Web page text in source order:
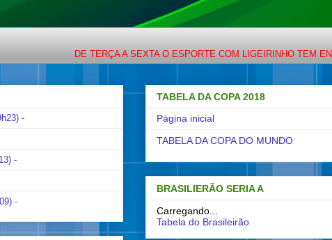
DE TERÇA A SEXTA O ESPORTE COM LIGEIRINHO TEM
-
-
-
TABELA DA COPA 2018
Página inicial
TABELA DA COPA DO MUNDO
BRASILIERÃO SERIA A
Carregando...
Tabela do Brasileirão